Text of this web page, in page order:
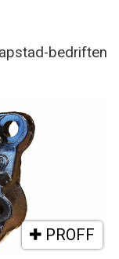
bedriften
PROFF